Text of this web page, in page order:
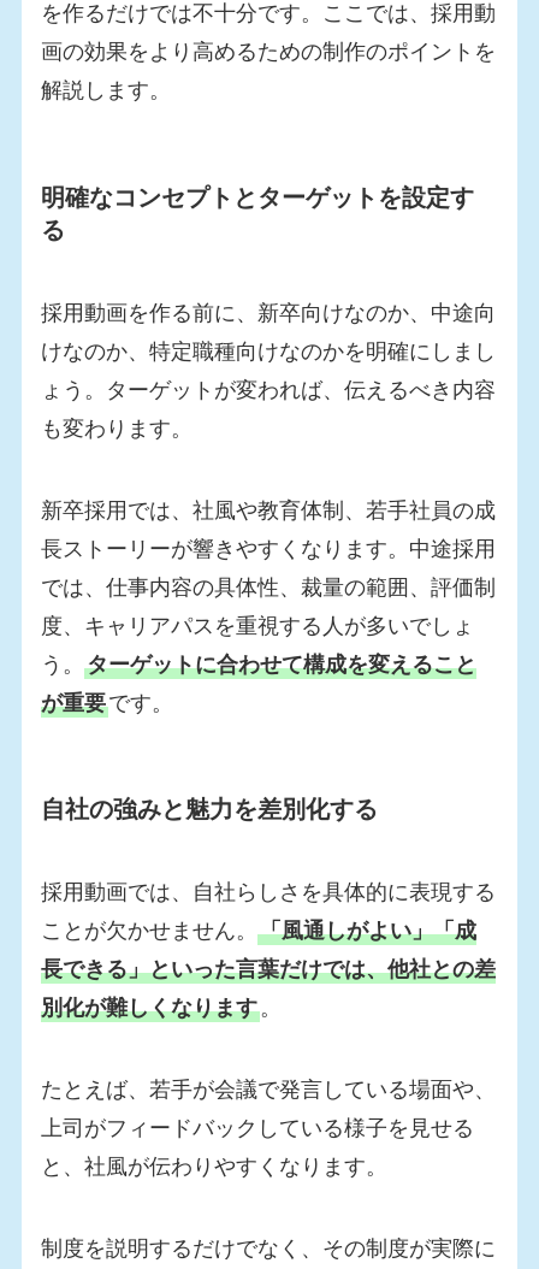
を作るだけでは不十分です。ここでは、採用動
画の効果をより高めるための制作のポイントを
解説します。
明確なコンセプトとターゲットを設定す
る
採用動画を作る前に、新卒向けなのか、中途向
けなのか、特定職種向けなのかを明確にしまし
ょう。ターゲットが変われば、伝えるべき内容
も変わります。
新卒採用では、社風や教育体制、若手社員の成
長ストーリーが響きやすくなります。中途採用
では、仕事内容の具体性、裁量の範囲、評価制
度、キャリアパスを重視する人が多いでしょ
う。ターゲットに合わせて構成を変えること
が重要です。
自社の強みと魅力を差別化する
採用動画では、自社らしさを具体的に表現する
ことが欠かせません。「風通しがよい」「成
長できる」といった言葉だけでは、他社との差
別化が難しくなります。
たとえば、若手が会議で発言している場面や、
上司がフィードバックしている様子を見せる
と、社風が伝わりやすくなります。
制度を説明するだけでなく、その制度が実際に